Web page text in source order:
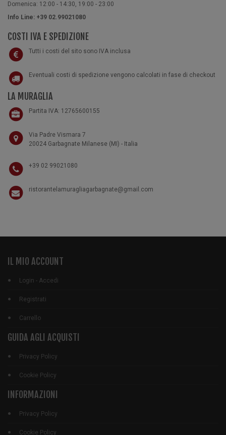
Domenica: 12:00 - 14:30, 19:00 - 23:00
Info Line: +39 02.99021080
COSTI IVA E SPEDIZIONE
Tutti i costi del sito sono IVA inclusa
Eventuali costi di spedizione vengono calcolati in fase di checkout
LA MURAGLIA
Partita IVA: 12765600155
Via Padre Vismara 7
20024 Garbagnate Milanese (MI) - Italia
+39 02 99021080
ristorantelamuragliagarbagnate@gmail.com
IL MIO ACCOUNT
Login - Accedi
Registrati
Carrello
GUIDA AGLI ACQUISTI
Privacy Policy
Cookie Policy
INFORMAZIONI
Privacy Policy
Cookie Policy